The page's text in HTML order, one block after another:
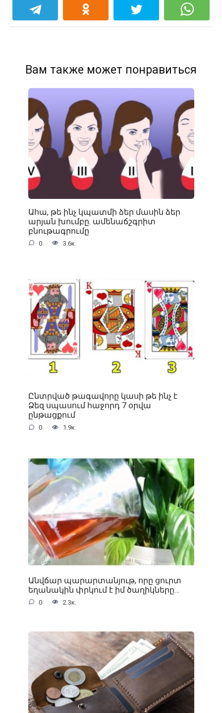
Вам также может понравиться
Ահա, թե ինչ կպատմի ձեր մասին ձեր
արյան խումբը. ամենաճշգրիտ
բնութագրումը
0 3.6к.
Ընտրված թագավորը կասի թե ինչ է
Ձեզ սպասում հաջորդ 7 օրվա
ընթացքում
0 1.9к.
Անվճար պարարտանյութ, որը ցուրտ
եղանակին փրկում է իմ ծաղիկները…
0 2.3к.